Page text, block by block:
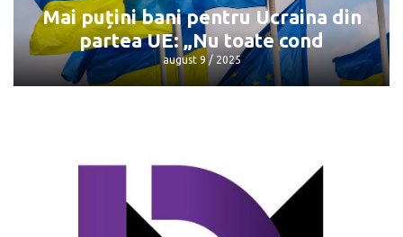
Mai puțini bani pentru Ucraina din
partea UE: „Nu toate cond
august 9 / 2025
Mai puțini bani pentru Ucraina din
partea UE: „Nu toate cond